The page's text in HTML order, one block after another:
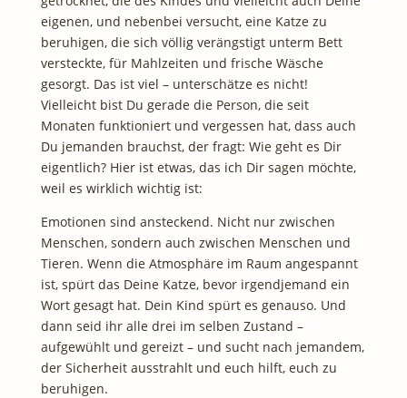
eigenen, und nebenbei versucht, eine Katze zu
beruhigen, die sich völlig verängstigt unterm Bett
versteckte, für Mahlzeiten und frische Wäsche
gesorgt. Das ist viel – unterschätze es nicht!
Vielleicht bist Du gerade die Person, die seit
Monaten funktioniert und vergessen hat, dass auch
Du jemanden brauchst, der fragt: Wie geht es Dir
eigentlich? Hier ist etwas, das ich Dir sagen möchte,
weil es wirklich wichtig ist:
Emotionen sind ansteckend. Nicht nur zwischen
Menschen, sondern auch zwischen Menschen und
Tieren. Wenn die Atmosphäre im Raum angespannt
ist, spürt das Deine Katze, bevor irgendjemand ein
Wort gesagt hat. Dein Kind spürt es genauso. Und
dann seid ihr alle drei im selben Zustand –
aufgewühlt und gereizt – und sucht nach jemandem,
der Sicherheit ausstrahlt und euch hilft, euch zu
beruhigen.